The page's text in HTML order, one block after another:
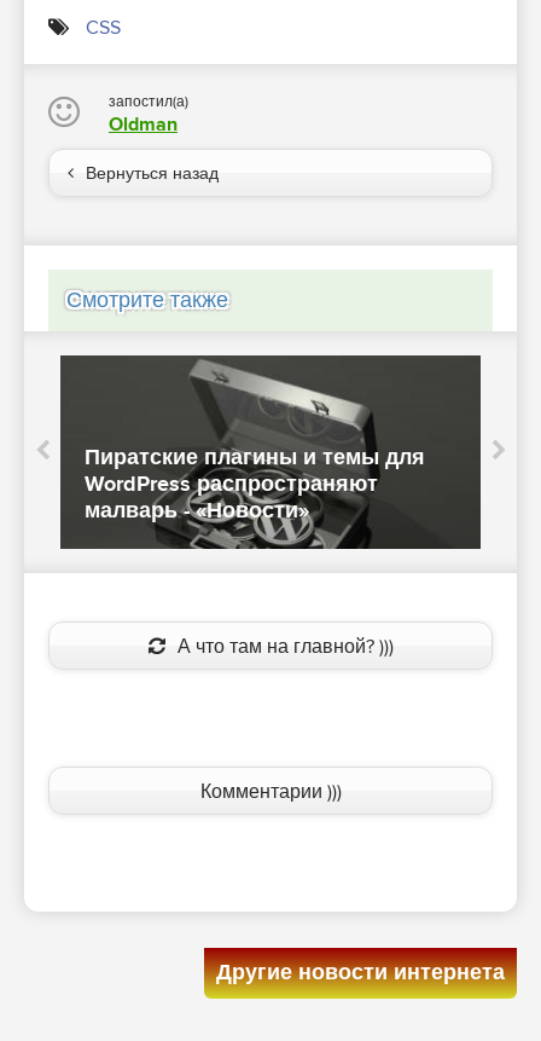
CSS
запостил(а)
Oldman
Вернуться назад
Смотрите также
Пиратские плагины и темы для
WordPress распространяют
малварь - «Новости»
А что там на главной? )))
Комментарии )))
Другие новости интернета